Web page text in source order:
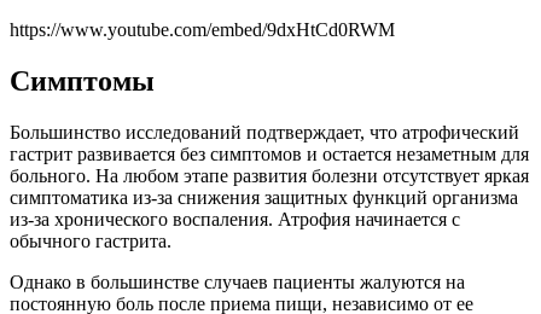
https://www.youtube.com/embed/9dxHtCd0RWM
Симптомы
Большинство исследований подтверждает, что атрофический
гастрит развивается без симптомов и остается незаметным для
больного. На любом этапе развития болезни отсутствует яркая
симптоматика из-за снижения защитных функций организма
из-за хронического воспаления. Атрофия начинается с
обычного гастрита.
Однако в большинстве случаев пациенты жалуются на
постоянную боль после приема пищи, независимо от ее